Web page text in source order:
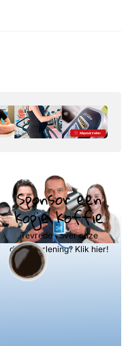
Sponsor een
kopje koffie
Tevreden over onze
dienstverlening? Klik hier!